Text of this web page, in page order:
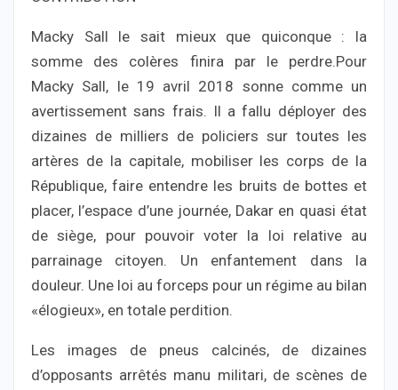
Macky Sall le sait mieux que quiconque : la
somme des colères finira par le perdre.Pour
Macky Sall, le 19 avril 2018 sonne comme un
avertissement sans frais. Il a fallu déployer des
dizaines de milliers de policiers sur toutes les
artères de la capitale, mobiliser les corps de la
République, faire entendre les bruits de bottes et
placer, l’espace d’une journée, Dakar en quasi état
de siège, pour pouvoir voter la loi relative au
parrainage citoyen. Un enfantement dans la
douleur. Une loi au forceps pour un régime au bilan
«élogieux», en totale perdition.
Les images de pneus calcinés, de dizaines
d’opposants arrêtés manu militari, de scènes de